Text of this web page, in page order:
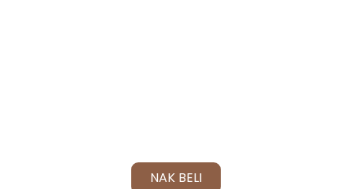
NAK BELI